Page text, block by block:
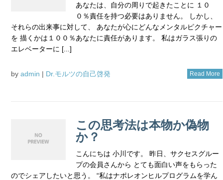
あなたは、自分の周りで起きたことに １０
０％責任を持つ必要はありません。 しかし、
それらの出来事に対して、 あなたが心にどんなメンタルピクチャー
を 描くかは１００％あなたに責任があります。 私はガラス張りの
エレベーターに [...]
by admin | Dr.モルツの自己啓発 Read More
この思考法は本物か偽物
か？
こんにちは 小川です。 昨日、サクセスグルー
プの会員さんから とても面白い声をもらった
のでシェアしたいと思う。 “私はナポレオンヒルプログラムを学ん